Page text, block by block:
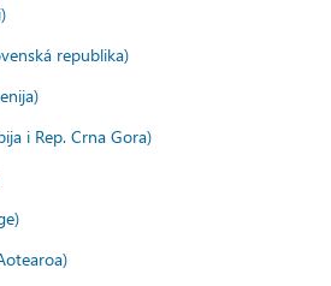
republika)
i Rep. Crna Gora)